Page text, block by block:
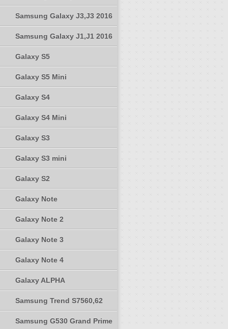
Samsung Galaxy J3,J3 2016
Samsung Galaxy J1,J1 2016
Galaxy S5
Galaxy S5 Mini
Galaxy S4
Galaxy S4 Mini
Galaxy S3
Galaxy S3 mini
Galaxy S2
Galaxy Note
Galaxy Note 2
Galaxy Note 3
Galaxy Note 4
Galaxy ALPHA
Samsung Trend S7560,62
Samsung G530 Grand Prime